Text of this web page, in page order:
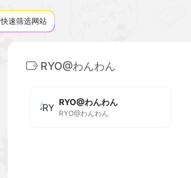
快速筛选网站
RYO@わんわん
RYO@わんわん
RYO@わんわん